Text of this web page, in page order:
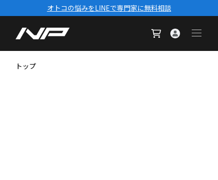
オトコの悩みをLINEで専門家に無料相談
トップ